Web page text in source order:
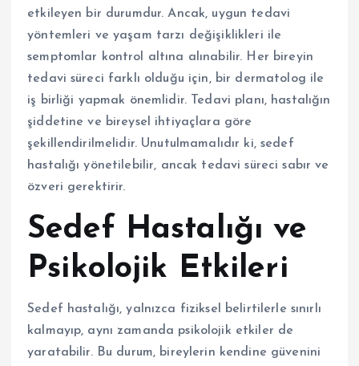
etkileyen bir durumdur. Ancak, uygun tedavi
yöntemleri ve yaşam tarzı değişiklikleri ile
semptomlar kontrol altına alınabilir. Her bireyin
tedavi süreci farklı olduğu için, bir dermatolog ile
iş birliği yapmak önemlidir. Tedavi planı, hastalığın
şiddetine ve bireysel ihtiyaçlara göre
şekillendirilmelidir. Unutulmamalıdır ki, sedef
hastalığı yönetilebilir, ancak tedavi süreci sabır ve
özveri gerektirir.
Sedef Hastalığı ve
Psikolojik Etkileri
Sedef hastalığı, yalnızca fiziksel belirtilerle sınırlı
kalmayıp, aynı zamanda psikolojik etkiler de
yaratabilir. Bu durum, bireylerin kendine güvenini